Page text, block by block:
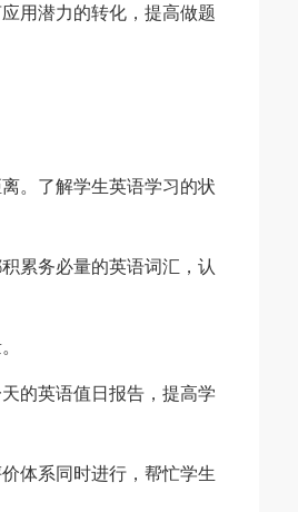
用潜力的转化，提高做题
。了解学生英语学习的状
累务必量的英语词汇，认
的英语值日报告，提高学
体系同时进行，帮忙学生